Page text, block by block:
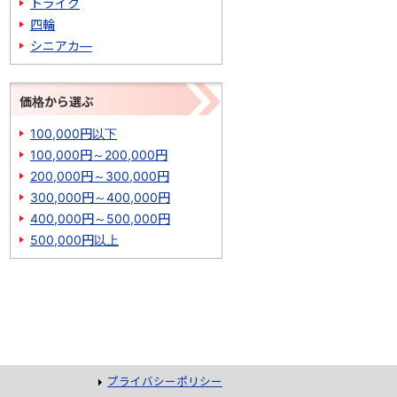
四輪
シニアカ―
価格から選ぶ
100,000円以下
100,000円～200,000円
200,000円～300,000円
300,000円～400,000円
400,000円～500,000円
500,000円以上
プライバシーポリシー